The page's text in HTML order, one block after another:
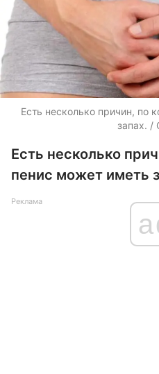
Есть несколько причин, по
запах. /
Есть несколько
пенис может иметь
Реклама